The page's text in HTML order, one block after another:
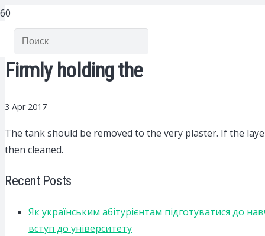
Firmly holding the
3 Apr 2017
The tank should be removed to the very plaster. If the
then cleaned.
Recent Posts
Як українським абітурієнтам підготуватися до
вступ до університету